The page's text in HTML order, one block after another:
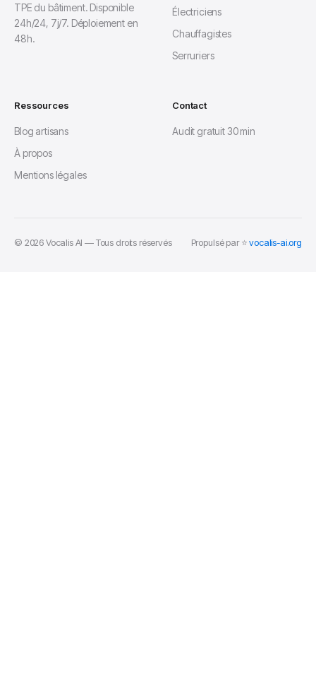
TPE du bâtiment. Disponible
24h/24, 7j/7. Déploiement en
48h.
Électriciens
Chauffagistes
Serruriers
Ressources
Blog artisans
À propos
Mentions légales
Contact
Audit gratuit 30 min
© 2026 Vocalis AI — Tous droits réservés Propulsé par ⭐vocalis-ai.org